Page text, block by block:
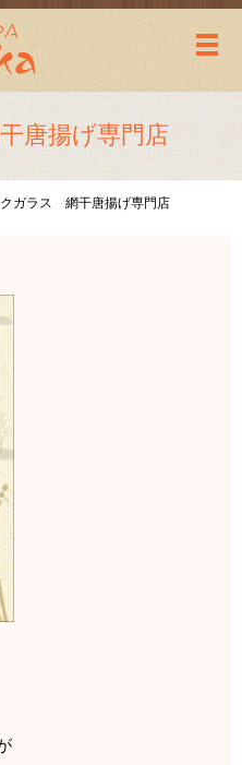
メ
唐揚げ専門店
ガラス 網干唐揚げ専門店